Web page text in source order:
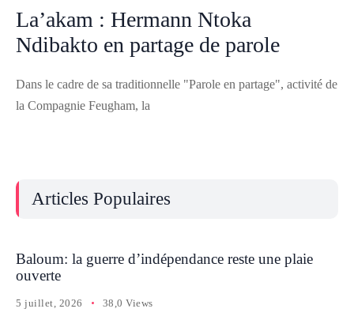
La’akam : Hermann Ntoka
Ndibakto en partage de parole
Dans le cadre de sa traditionnelle "Parole en partage", activité de
la Compagnie Feugham, la
Articles Populaires
Baloum: la guerre d’indépendance reste une plaie
ouverte
5 juillet, 2026 38,0 Views